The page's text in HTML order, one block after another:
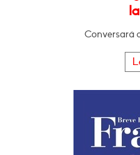
Conversará